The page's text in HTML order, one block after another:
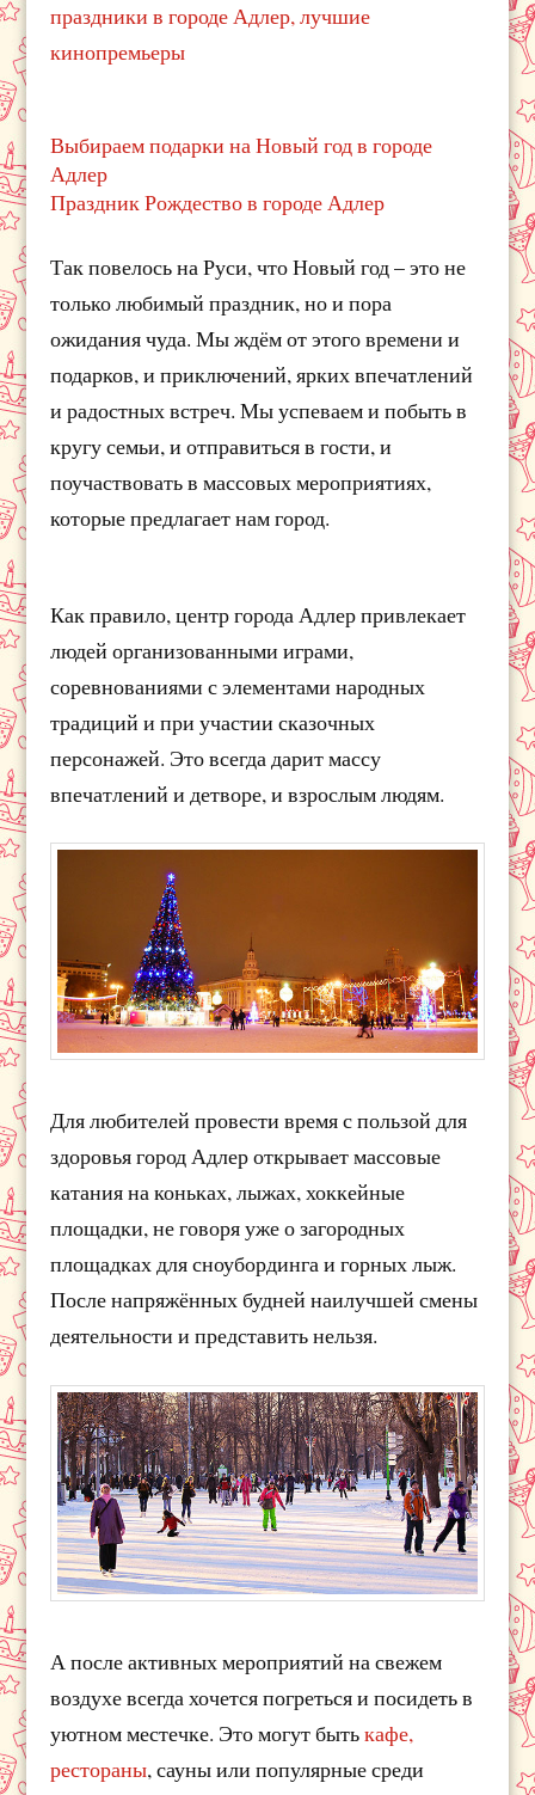
праздники в городе Адлер, лучшие
кинопремьеры
Выбираем подарки на Новый год в городе
Адлер
Праздник Рождество в городе Адлер
Так повелось на Руси, что Новый год – это не
только любимый праздник, но и пора
ожидания чуда. Мы ждём от этого времени и
подарков, и приключений, ярких впечатлений
и радостных встреч. Мы успеваем и побыть в
кругу семьи, и отправиться в гости, и
поучаствовать в массовых мероприятиях,
которые предлагает нам город.
Как правило, центр города Адлер привлекает
людей организованными играми,
соревнованиями с элементами народных
традиций и при участии сказочных
персонажей. Это всегда дарит массу
впечатлений и детворе, и взрослым людям.
Для любителей провести время с пользой для
здоровья город Адлер открывает массовые
катания на коньках, лыжах, хоккейные
площадки, не говоря уже о загородных
площадках для сноубординга и горных лыж.
После напряжённых будней наилучшей смены
деятельности и представить нельзя.
А после активных мероприятий на свежем
воздухе всегда хочется погреться и посидеть в
уютном местечке. Это могут бытькафе,
рестораны, сауны или популярные среди